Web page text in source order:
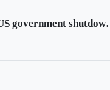
US government